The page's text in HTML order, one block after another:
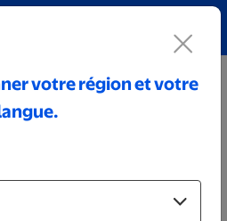
votre région et votre